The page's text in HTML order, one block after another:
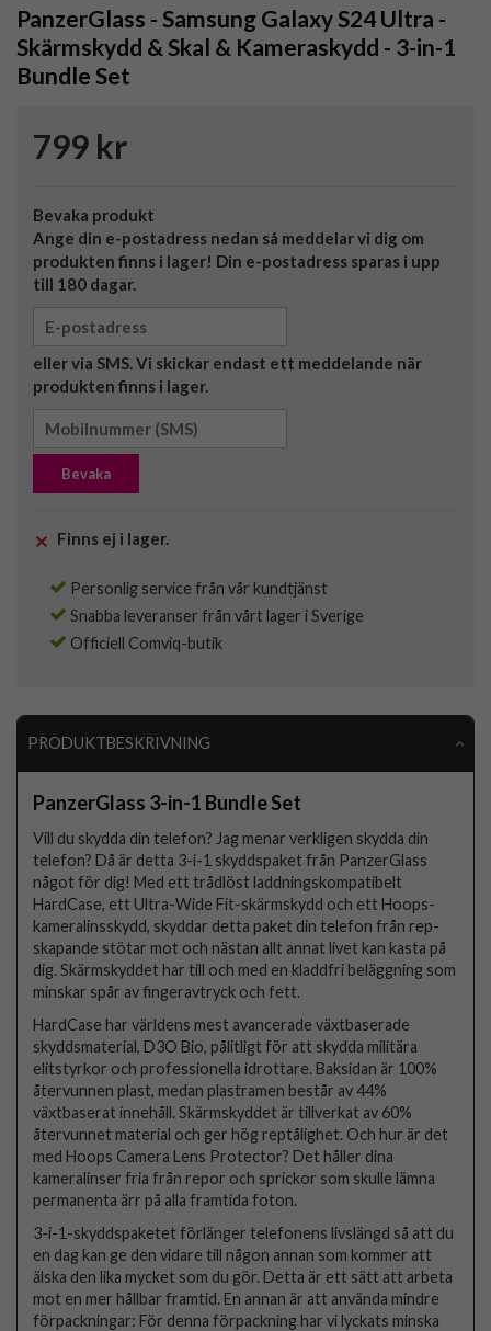
PanzerGlass - Samsung Galaxy S24 Ultra -
Skärmskydd & Skal & Kameraskydd - 3-in-1
Bundle Set
799 kr
Bevaka produkt
Ange din e-postadress nedan så meddelar vi dig om
produkten finns i lager! Din e-postadress sparas i upp
till 180 dagar.
eller via SMS. Vi skickar endast ett meddelande när
produkten finns i lager.
Bevaka
Finns ej i lager.
Personlig service från vår kundtjänst
Snabba leveranser från vårt lager i Sverige
Officiell Comviq-butik
PRODUKTBESKRIVNING
PanzerGlass 3-in-1 Bundle Set
Vill du skydda din telefon? Jag menar verkligen skydda din
telefon? Då är detta 3-i-1 skyddspaket från PanzerGlass
något för dig! Med ett trådlöst laddningskompatibelt
HardCase, ett Ultra-Wide Fit-skärmskydd och ett Hoops-
kameralinsskydd, skyddar detta paket din telefon från rep-
skapande stötar mot och nästan allt annat livet kan kasta på
dig. Skärmskyddet har till och med en kladdfri beläggning som
minskar spår av fingeravtryck och fett.
HardCase har världens mest avancerade växtbaserade
skyddsmaterial, D3O Bio, pålitligt för att skydda militära
elitstyrkor och professionella idrottare. Baksidan är 100%
återvunnen plast, medan plastramen består av 44%
växtbaserat innehåll. Skärmskyddet är tillverkat av 60%
återvunnet material och ger hög reptålighet. Och hur är det
med Hoops Camera Lens Protector? Det håller dina
kameralinser fria från repor och sprickor som skulle lämna
permanenta ärr på alla framtida foton.
3-i-1-skyddspaketet förlänger telefonens livslängd så att du
en dag kan ge den vidare till någon annan som kommer att
älska den lika mycket som du gör. Detta är ett sätt att arbeta
mot en mer hållbar framtid. En annan är att använda mindre
förpackningar: För denna förpackning har vi lyckats minska